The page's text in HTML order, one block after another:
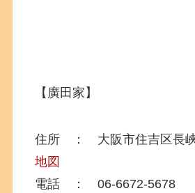
【廣田家】
住所 ： 大阪市住吉区長
地図
電話 ： 06-6672-5678